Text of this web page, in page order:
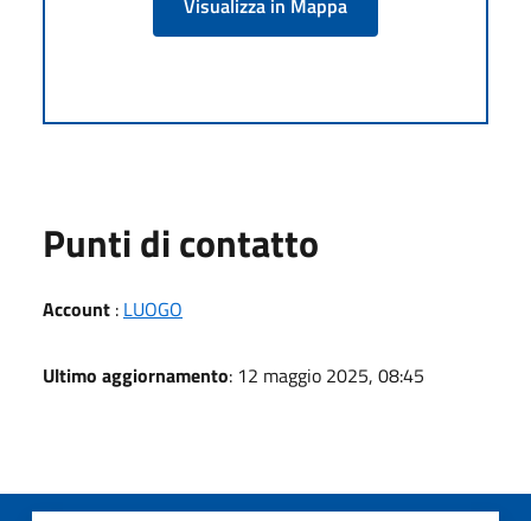
Punti di contatto
Account : LUOGO
Ultimo aggiornamento: 12 maggio 2025, 08:45